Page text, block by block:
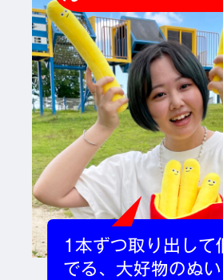
1本ずつ取り出して
でる、大好物のぬ